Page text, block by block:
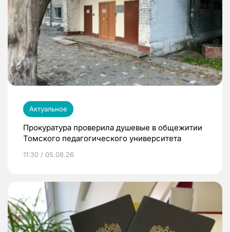
Актуальное
Прокуратура проверила душевые в общежитии
Томского педагогического университета
11:30 / 05.08.26